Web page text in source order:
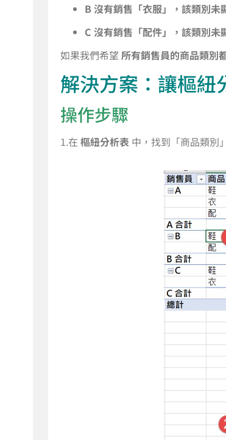
B 沒有銷售「衣服」，該類別未
C 沒有銷售「配件」，該類別未
如果我們希望所有銷售員的商品類別
解決方案：讓樞紐
操作步驟
1.在 樞紐分析表 中，找到「商品類別